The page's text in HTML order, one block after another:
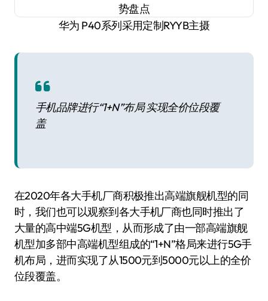
华为 P40系列采用定制RYYB主摄
手机品牌进行“1+N”布局 实现全价位段覆
盖
在2020年各大手机厂商积极推出高端旗舰机型的同
时，我们也可以观察到各大手机厂商也同时推出了
大量的高中端5G机型，从而形成了由一部高端旗舰
机型加多部中高端机型组成的“1+N”格局来进行5G手
机布局，进而实现了从1500元到5000元以上的全价
位段覆盖。